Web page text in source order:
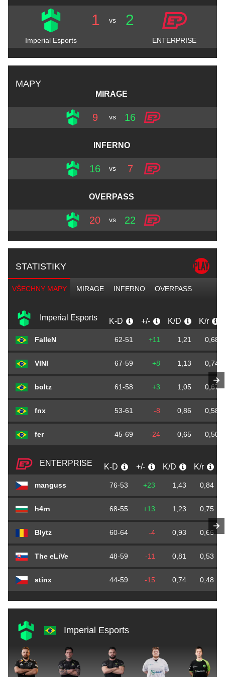
1 vs 2
Imperial Esports ENTERPRISE
MAPY
MIRAGE
9 vs 16
INFERNO
16 vs 7
OVERPASS
20 vs 22
STATISTIKY
VŠECHNY MAPY MIRAGE INFERNO OVERPASS
Imperial Esports K-D +/- K/D K/r
FalleN 62-51 +11 1,21 0,68
VINI 67-59 +8 1,13 0,74
boltz 61-58 +3 1,05 0,67
fnx 53-61 -8 0,86 0,58
fer 45-69 -24 0,65 0,50
ENTERPRISE K-D +/- K/D K/r
manguss 76-53 +23 1,43 0,84
h4rn 68-55 +13 1,23 0,75
Blytz 60-64 -4 0,93 0,66
The eLiVe 48-59 -11 0,81 0,53
stinx 44-59 -15 0,74 0,48
Imperial Esports